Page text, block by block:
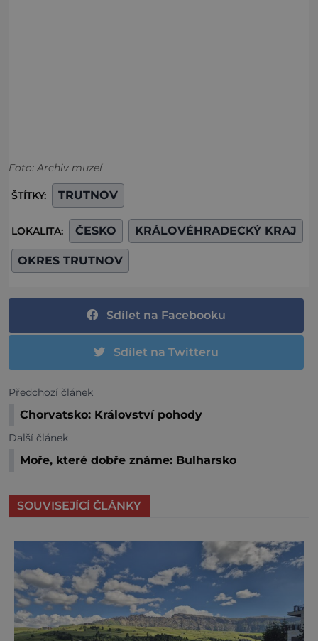
Foto: Archiv muzeí
ŠTÍTKY: TRUTNOV
LOKALITA: ČESKO KRÁLOVÉHRADECKÝ KRAJ
OKRES TRUTNOV
Sdílet na Facebooku
Sdílet na Twitteru
Předchozí článek
Chorvatsko: Království pohody
Další článek
Moře, které dobře známe: Bulharsko
SOUVISEJÍCÍ ČLÁNKY